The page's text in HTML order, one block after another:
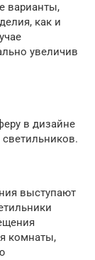
варианты,
как и
увеличив
в дизайне
выступают
комнаты,